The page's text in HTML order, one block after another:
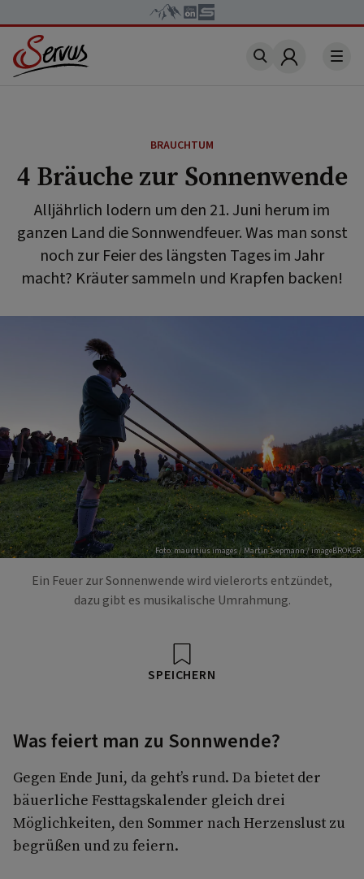
Account
BRAUCHTUM
4 Bräuche zur Sonnenwende
Alljährlich lodern um den 21. Juni herum im
ganzen Land die Sonnwendfeuer. Was man sonst
noch zur Feier des längsten Tages im Jahr
macht? Kräuter sammeln und Krapfen backen!
Foto: mauritius images / Martin Siepmann / imageBROKER
Ein Feuer zur Sonnenwende wird vielerorts entzündet,
dazu gibt es musikalische Umrahmung.
SPEICHERN
Was feiert man zu Sonnwende?
Gegen Ende Juni, da geht’s rund. Da bietet der
bäuerliche Festtagskalender gleich drei
Möglichkeiten, den Sommer nach Herzenslust zu
begrüßen und zu feiern.